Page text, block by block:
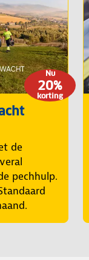
Nu
20%
korting
de
pechhulp.